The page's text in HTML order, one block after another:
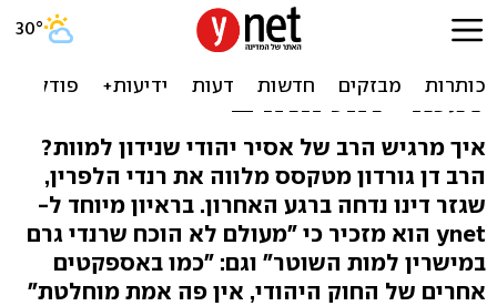
הרב של הנידון למוות:
"מעשים רעים לא מגדירים
לגמרי את האדם"
איך מרגיש הרב של אסיר יהודי שנידון למוות?
הרב דן גורדון מטקסס מלווה את רנדי הלפרין,
שגזר דינו נדחה ברגע האחרון. בראיון מיוחד ל-
ynet הוא מזכיר כי "מעולם לא הוכח שרנדי גרם
במישרין למות השוטר" וגם: "כמו באספקטים
אחרים של החוק היהודי, אין פה אמת מוחלטת"